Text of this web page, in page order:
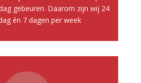
gebeuren. Daarom zijn wij 24
én 7 dagen per week